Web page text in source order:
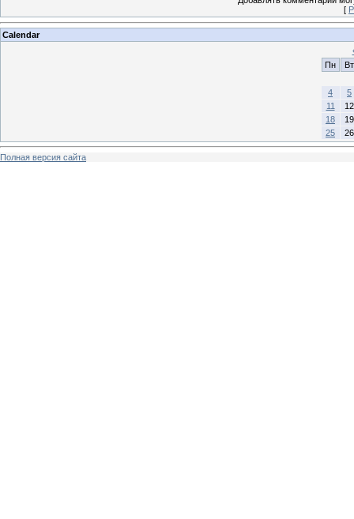
[
Calendar
Пн
Вт
4
5
11
12
18
19
25
26
Полная версия сайта